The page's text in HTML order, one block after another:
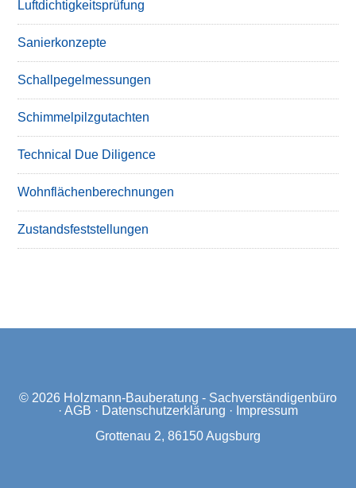
Luftdichtigkeitsprüfung
Sanierkonzepte
Schallpegelmessungen
Schimmelpilzgutachten
Technical Due Diligence
Wohnflächenberechnungen
Zustandsfeststellungen
© 2026 Holzmann-Bauberatung - Sachverständigenbüro
· AGB · Datenschutzerklärung · Impressum
Grottenau 2, 86150 Augsburg